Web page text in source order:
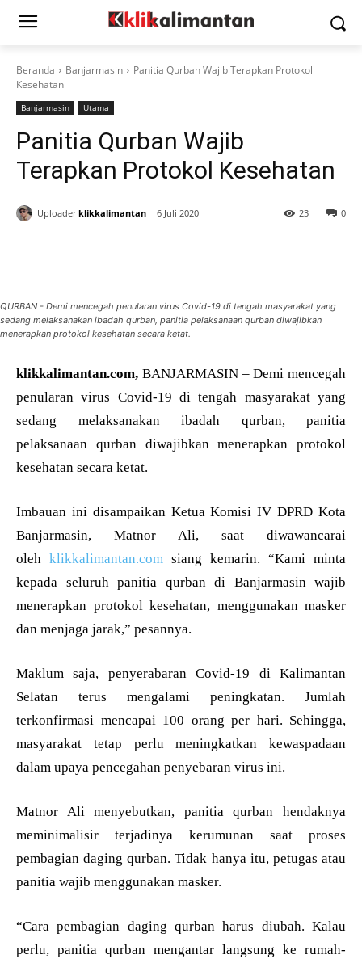
Beranda Banjarmasin
Panitia Qurban Wajib Terapkan Protokol
Kesehatan
Banjarmasin Utama
Panitia Qurban Wajib
Terapkan Protokol Kesehatan
Uploader klikkalimantan 6 Juli 2020 0
23
QURBAN - Demi mencegah penularan virus Covid-19 di tengah masyarakat yang
sedang melaksanakan ibadah qurban, panitia pelaksanaan qurban diwajibkan
menerapkan protokol kesehatan secara ketat.
klikkalimantan.com, BANJARMASIN – Demi mencegah
penularan virus Covid-19 di tengah masyarakat yang
sedang melaksanakan ibadah qurban, panitia
pelaksanaan qurban diwajibkan menerapkan protokol
kesehatan secara ketat.
Imbauan ini disampaikan Ketua Komisi IV DPRD Kota
Banjarmasin, Matnor Ali, saat diwawancarai
oleh klikkalimantan.com siang kemarin. “Kami minta
kepada seluruh panitia qurban di Banjarmasin wajib
menerapkan protokol kesehatan, menggunakan masker
dan menjaga jarak,” pesannya.
Maklum saja, penyerabaran Covid-19 di Kalimantan
Selatan terus mengalami peningkatan. Jumlah
terkonfirmasi mencapai 100 orang per hari. Sehingga,
masyarakat tetap perlu meningkatkan kewaspadaan
dalam upaya pencegahan penyebaran virus ini.
Matnor Ali menyebutkan, panitia qurban hendaknya
meminimalisir terjadinya kerumunan saat proses
pembagian daging qurban. Tidak hanya itu, petugas atau
panitia wajib menggunakan masker.
“Cara pembagian daging qurban harus diubah. Kalau
perlu, panitia qurban mengantar langsung ke rumah-